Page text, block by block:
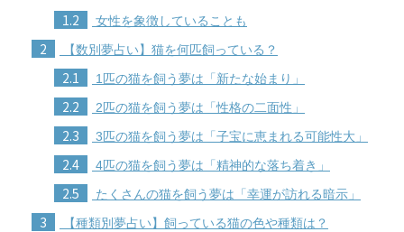
1.2 女性を象徴していることも
2 【数別夢占い】猫を何匹飼っている？
2.1 1匹の猫を飼う夢は「新たな始まり」
2.2 2匹の猫を飼う夢は「性格の二面性」
2.3 3匹の猫を飼う夢は「子宝に恵まれる可能性大」
2.4 4匹の猫を飼う夢は「精神的な落ち着き」
2.5 たくさんの猫を飼う夢は「幸運が訪れる暗示」
3 【種類別夢占い】飼っている猫の色や種類は？